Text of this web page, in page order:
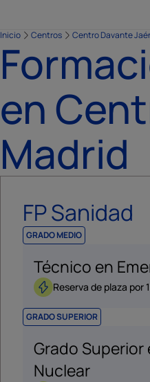
Inicio Centros Centro Davante
en
Madrid
FP Sanidad
GRADO MEDIO
Técnico en
Reserva de plaza por
GRADO SUPERIOR
Grado
Nuclear